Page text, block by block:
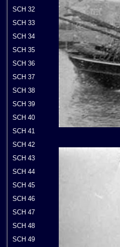
SCH 32
SCH 33
SCH 34
SCH 35
SCH 36
SCH 37
SCH 38
SCH 39
SCH 40
SCH 41
SCH 42
SCH 43
SCH 44
SCH 45
SCH 46
SCH 47
SCH 48
SCH 49